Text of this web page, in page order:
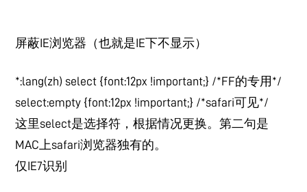
屏蔽IE浏览器（也就是IE下不显示）
*:lang(zh) select {font:12px !important;} /*FF的专用*/
select:empty {font:12px !important;} /*safari可见*/
这里select是选择符，根据情况更换。第二句是
MAC上safari浏览器独有的。
仅IE7识别